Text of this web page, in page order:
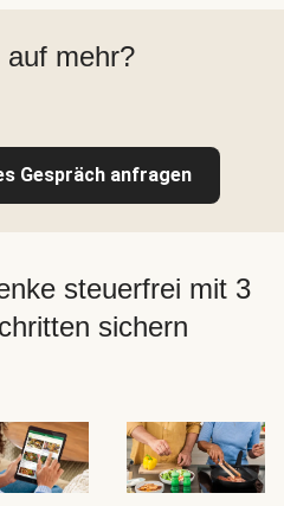
auf mehr?
Gespräch anfragen
steuerfrei mit 3
sichern